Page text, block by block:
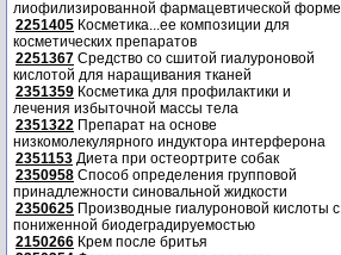
лиофилизированной фармацевтической форме
2251405 Косметика...ее композиции для
косметических препаратов
2251367 Средство со сшитой гиалуроновой
кислотой для наращивания тканей
2351359 Косметика для профилактики и
лечения избыточной массы тела
2351322 Препарат на основе
низкомолекулярного индуктора интерферона
2351153 Диета при остеортрите собак
2350958 Способ определения групповой
принадлежности синовальной жидкости
2350625 Производные гиалуроновой кислоты с
пониженной биодеградируемостью
2150266 Крем после бритья